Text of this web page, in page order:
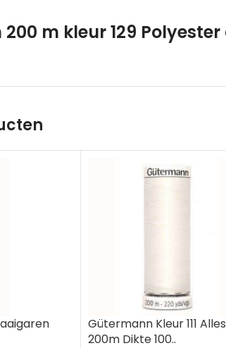
m kleur 129
Gütermann Kleur 111
200m Dikte 100..